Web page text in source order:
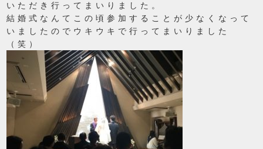
いただき行ってまいりました。
結婚式なんてこの頃参加することが少なくなって
いましたのでウキウキで行ってまいりました
（笑）